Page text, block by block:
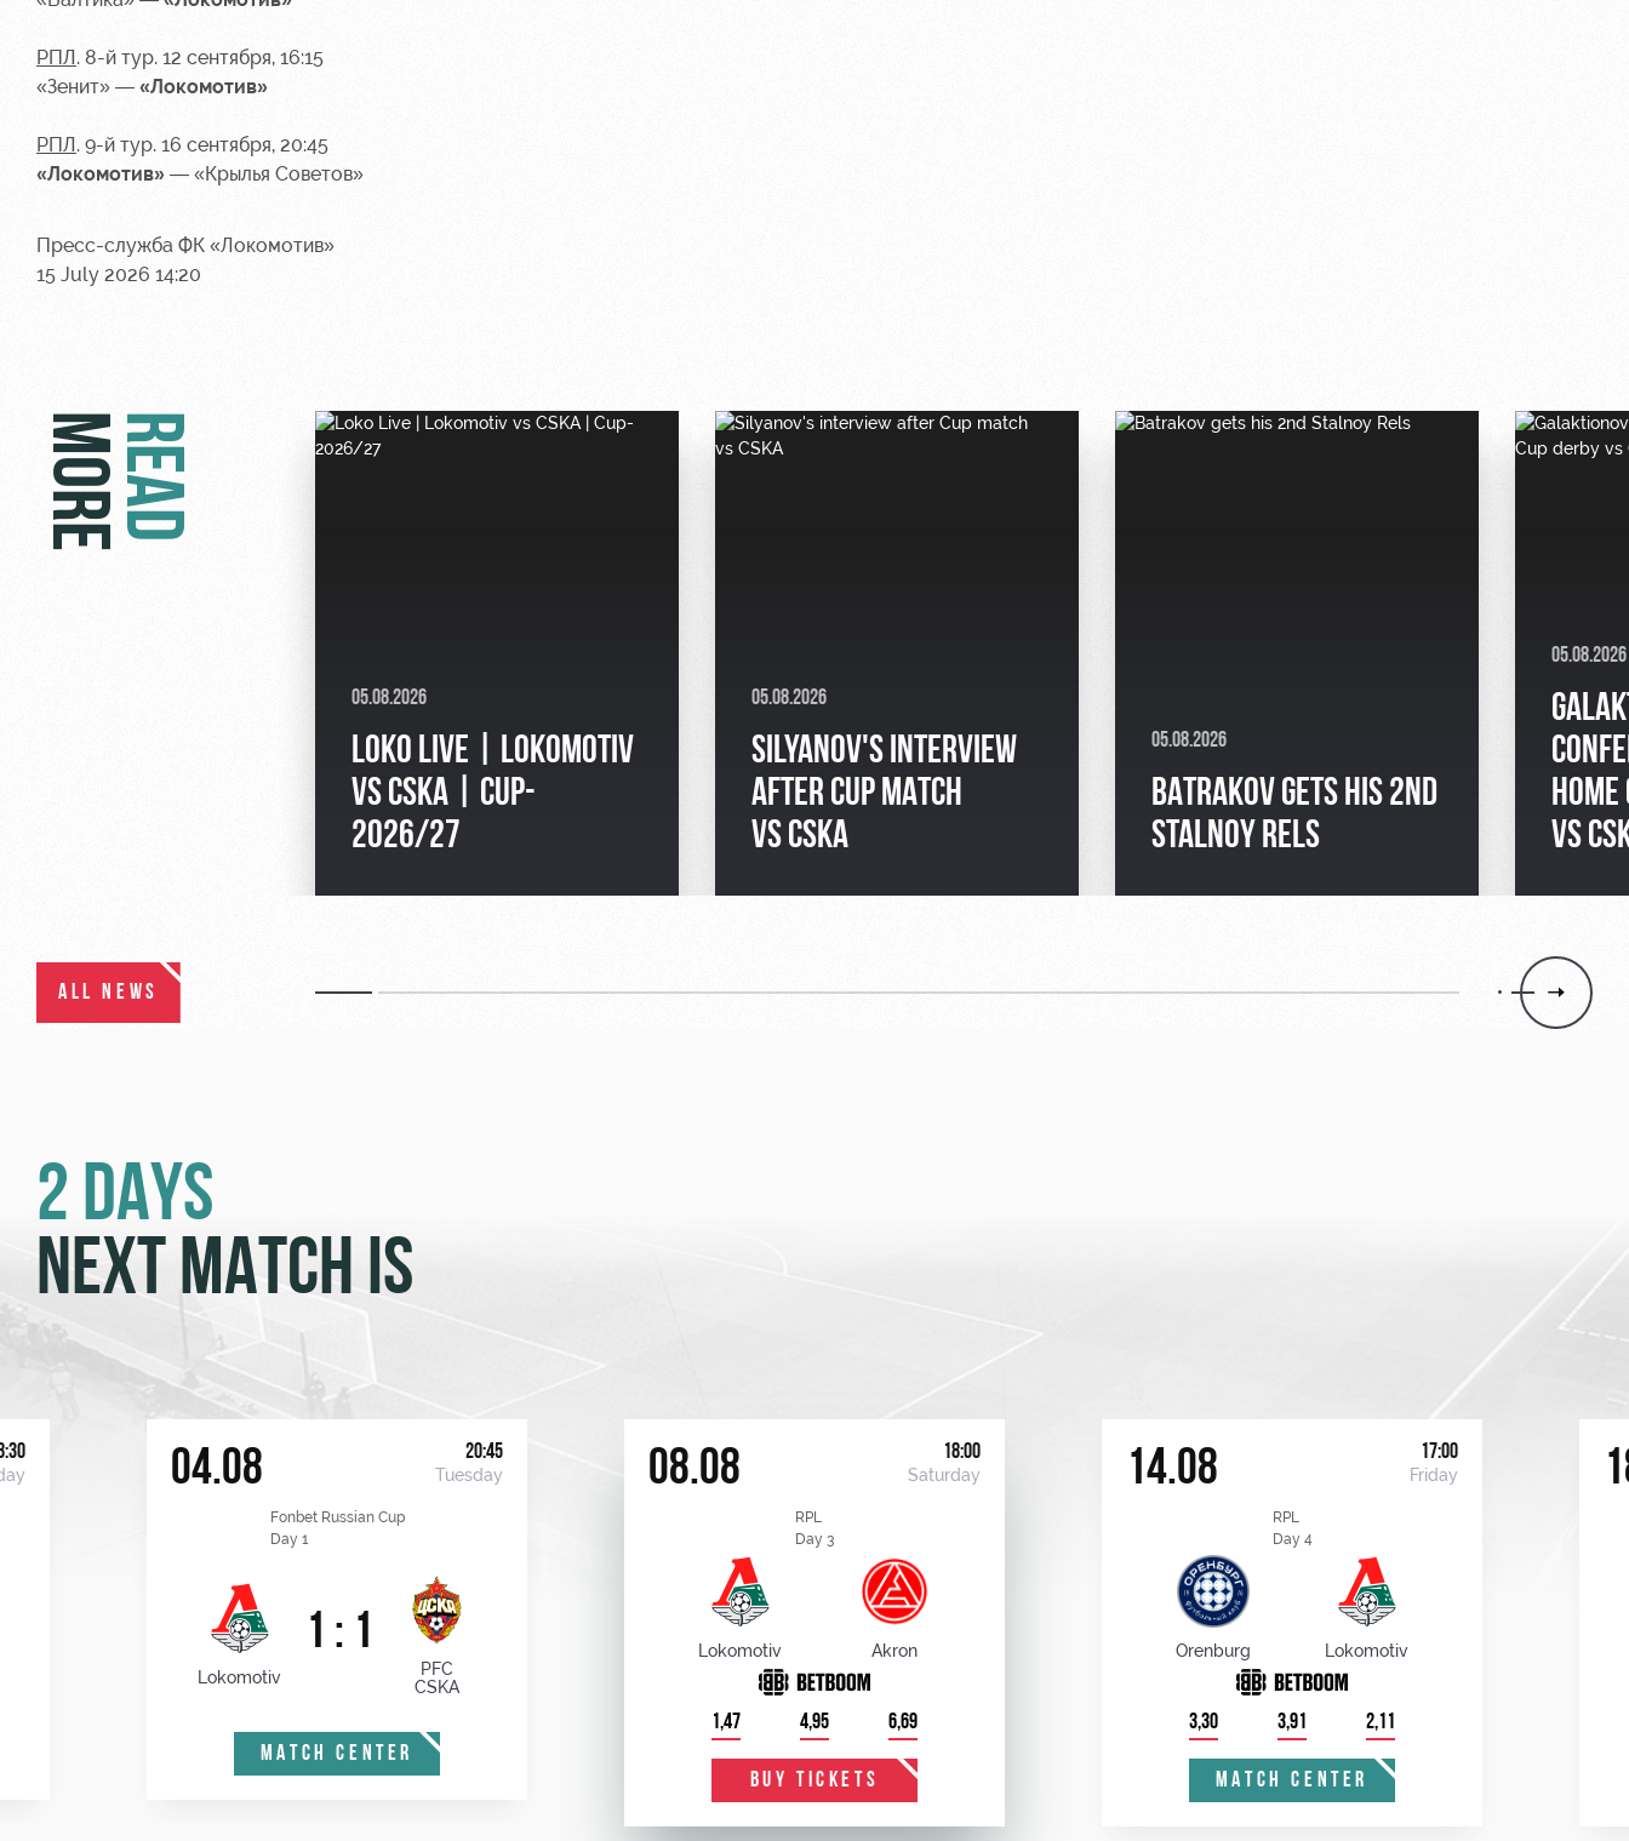
РПЛ. 8-й тур. 12 сентября, 16:15
«Зенит» — «Локомотив»
РПЛ. 9-й тур. 16 сентября, 20:45
«Локомотив» — «Крылья Советов»
Пресс-служба ФК «Локомотив»
15 July 2026 14:20
READ
MORE
05.08.2026
LOKO LIVE | LOKOMOTIV
VS CSKA | CUP-
2026/27
05.08.2026
SILYANOV'S INTERVIEW
AFTER CUP MATCH
VS CSKA
05.08.2026
BATRAKOV GETS HIS 2ND
STALNOY RELS
05.08.2026
HOME
VS
ALL NEWS
2 DAYS
NEXT MATCH IS
04.08 20:45
Tuesday
Fonbet Russian Cup
Day 1
Lokomotiv
1 : 1
PFC
CSKA
MATCH CENTER
08.08 18:00
Saturday
RPL
Day 3
Lokomotiv Akron
1,47 4,95 6,69
BUY TICKETS
14.08 17:00
Friday
RPL
Day 4
Orenburg Lokomotiv
3,30 3,91 2,11
MATCH CENTER